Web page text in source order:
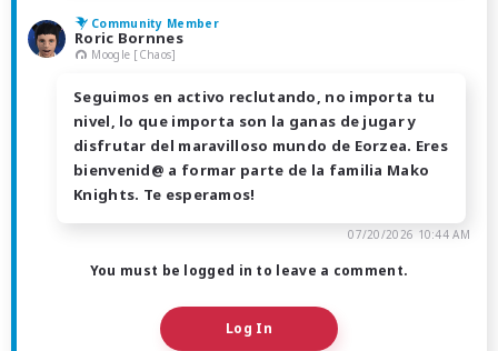
Community Member
Roric Bornnes
Moogle [Chaos]
Seguimos en activo reclutando, no importa tu
nivel, lo que importa son la ganas de jugar y
disfrutar del maravilloso mundo de Eorzea. Eres
bienvenid@ a formar parte de la familia Mako
Knights. Te esperamos!
07/20/2026 10:44 AM
You must be logged in to leave a comment.
Log In